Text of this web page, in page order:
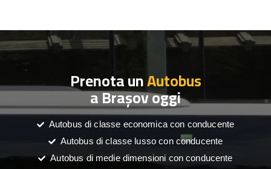
Prenota unAutobus
a Brașov oggi
Autobus di classe economica con conducente
Autobus di classe lusso con conducente
Autobus di medie dimensioni con conducente